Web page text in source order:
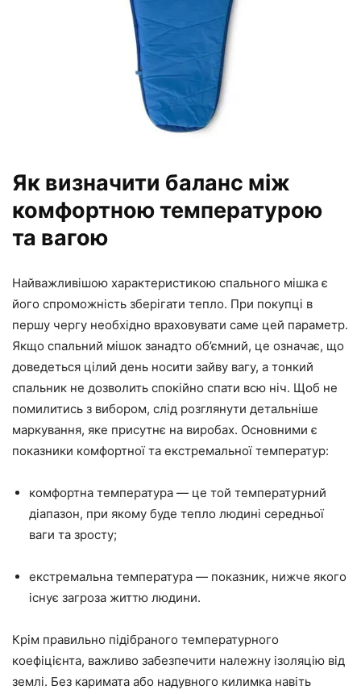
Як визначити баланс між
комфортною температурою
та вагою
Найважливішою характеристикою спального мішка є
його спроможність зберігати тепло. При покупці в
першу чергу необхідно враховувати саме цей параметр.
Якщо спальний мішок занадто об’ємний, це означає, що
доведеться цілий день носити зайву вагу, а тонкий
спальник не дозволить спокійно спати всю ніч. Щоб не
помилитись з вибором, слід розглянути детальніше
маркування, яке присутнє на виробах. Основними є
показники комфортної та екстремальної температур:
комфортна температура — ​​це той температурний
діапазон, при якому буде тепло людині середньої
ваги та зросту;
екстремальна температура — показник, нижче якого
існує загроза життю людини.
Крім правильно підібраного температурного
коефіцієнта, важливо забезпечити належну ізоляцію від
землі. Без каримата або надувного килимка навіть